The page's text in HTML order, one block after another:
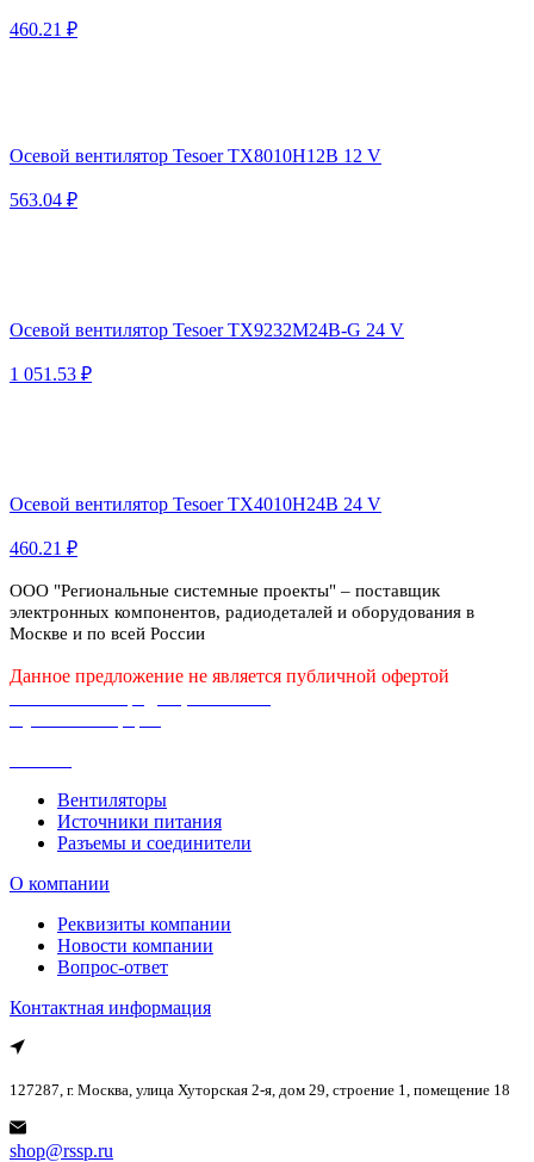
460.21 ₽
Осевой вентилятор Tesoer TX8010H12B 12 V
563.04 ₽
Осевой вентилятор Tesoer TX9232M24B-G 24 V
1 051.53 ₽
Осевой вентилятор Tesoer TX4010H24B 24 V
460.21 ₽
ООО "Региональные системные проекты" – поставщик
электронных компонентов, радиодеталей и оборудования в
Москве и по всей России
Данное предложение не является публичной офертой
Вентиляторы
Источники питания
Разъемы и соединители
О компании
Реквизиты компании
Новости компании
Вопрос-ответ
Контактная информация
127287, г. Москва, улица Хуторская 2-я, дом 29, строение 1, помещение 18
shop@rssp.ru